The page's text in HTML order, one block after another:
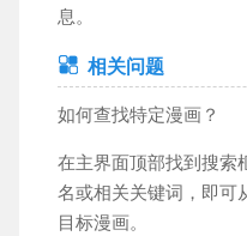
息。
相关问题
如何查找特定漫画？
在主界面顶部找到搜索
名或相关关键词，即可
目标漫画。